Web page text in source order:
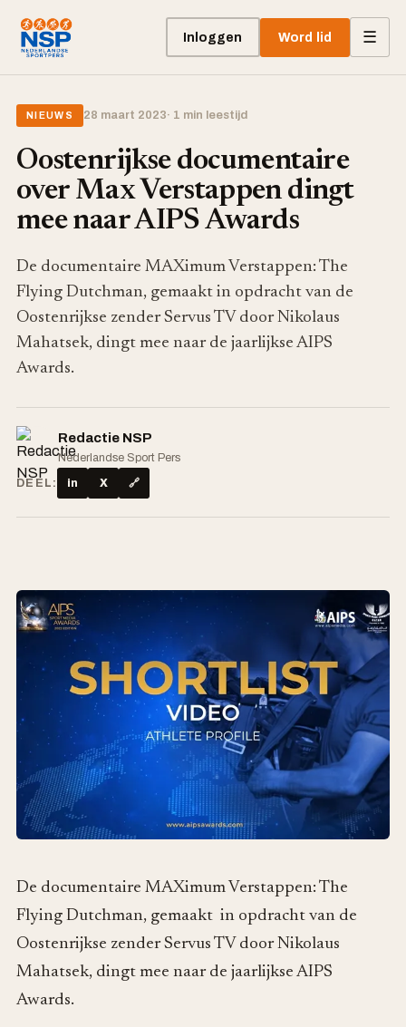
Inloggen Word lid ☰
NIEUWS 28 maart 2023· 1 min leestijd
Oostenrijkse documentaire
over Max Verstappen dingt
mee naar AIPS Awards
De documentaire MAXimum Verstappen: The
Flying Dutchman, gemaakt in opdracht van de
Oostenrijkse zender Servus TV door Nikolaus
Mahatsek, dingt mee naar de jaarlijkse AIPS
Awards.
Redactie NSP
Nederlandse Sport Pers
DEEL:
in X 🔗
De documentaire MAXimum Verstappen: The
Flying Dutchman, gemaakt in opdracht van de
Oostenrijkse zender Servus TV door Nikolaus
Mahatsek, dingt mee naar de jaarlijkse AIPS
Awards.